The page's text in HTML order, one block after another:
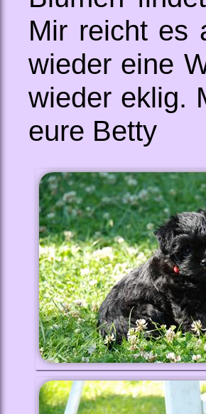
Mir reicht es
wieder eine
wieder eklig.
eure Betty